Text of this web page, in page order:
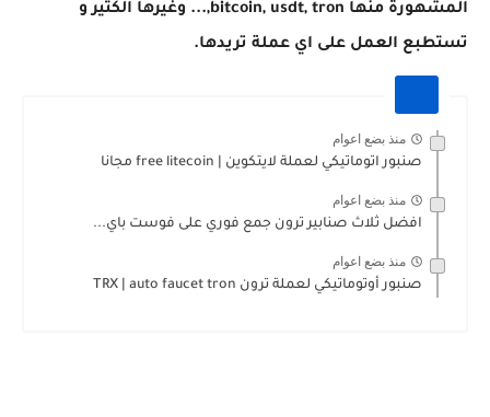
المشهورة منها bitcoin, usdt, tron,... وغيرها الكثير و
تستطبع العمل على اي عملة تريدها.
منذ بضع اعوام
صنبور اتوماتيكي لعملة لايتكوين | free litecoin مجانا
منذ بضع اعوام
افضل ثلاث صنابير ترون جمع فوري على فوست باي...
منذ بضع اعوام
صنبور أوتوماتيكي لعملة ترون TRX | auto faucet tron